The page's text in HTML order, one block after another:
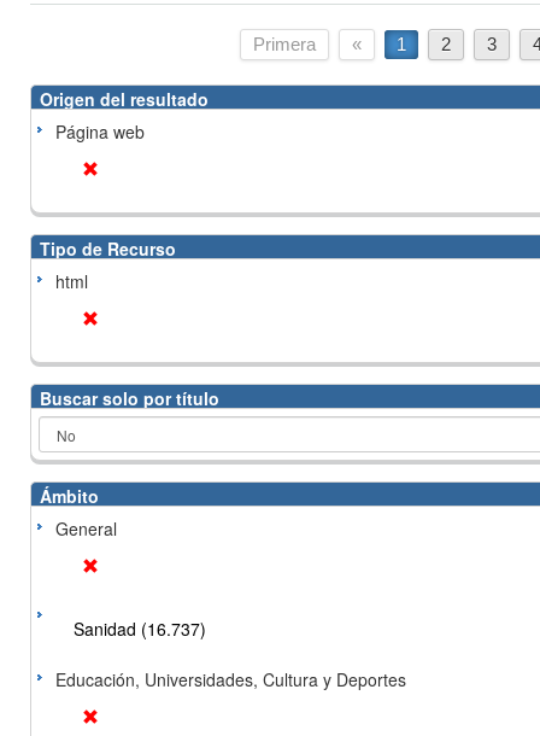
Primera « 1 2 3
Origen del resultado
Página web
Tipo de Recurso
html
Buscar solo por título
Ámbito
General
Sanidad (16.737)
Educación, Universidades, Cultura y Deportes